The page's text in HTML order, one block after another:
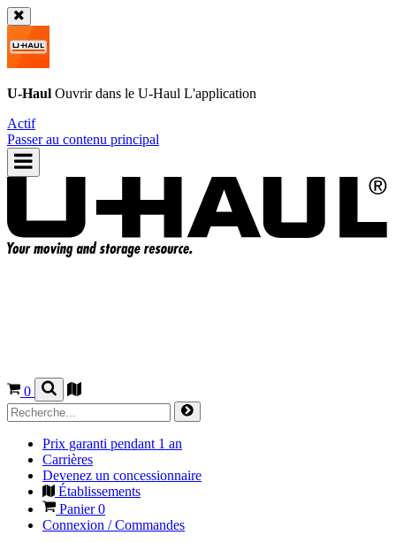
U-Haul Ouvrir dans le U-Haul L'application
Actif
Passer au contenu principal
0
Prix garanti pendant 1 an
Carrières
Devenez un concessionnaire
Établissements
Panier0
Connexion / Commandes